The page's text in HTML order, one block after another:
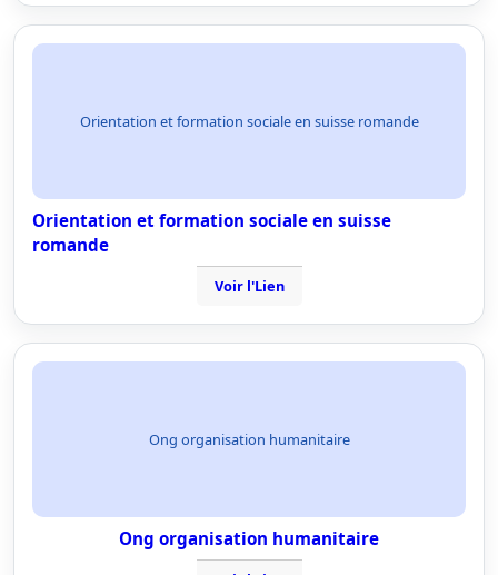
Orientation et formation sociale en suisse romande
Orientation et formation sociale en suisse
romande
Voir l'Lien
Ong organisation humanitaire
Ong organisation humanitaire